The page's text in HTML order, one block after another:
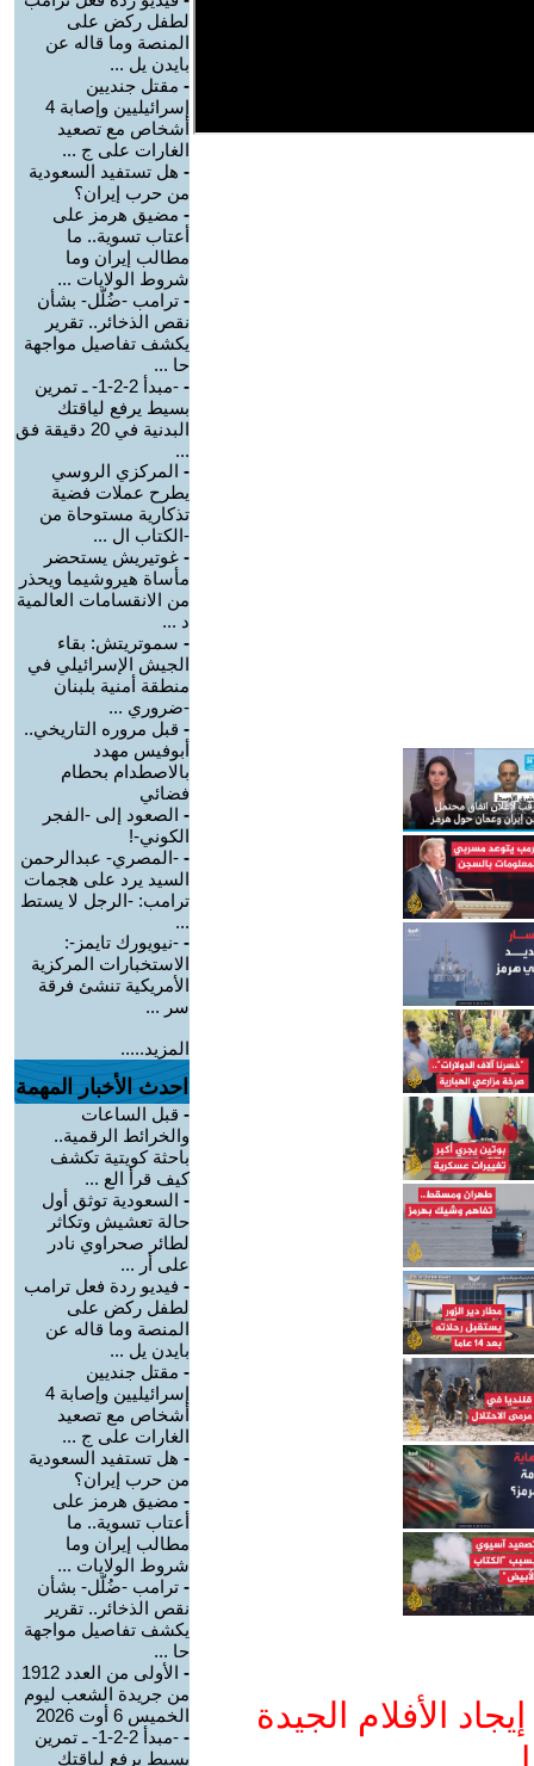
الأفلام الجيدة
لطفل ركض على
المنصة وما قاله عن
بايدن يل ...
- مقتل جنديين
إسرائيليين وإصابة 4
أشخاص مع تصعيد
الغارات على ج ...
- هل تستفيد السعودية
من حرب إيران؟
- مضيق هرمز على
أعتاب تسوية.. ما
مطالب إيران وما
شروط الولايات ...
- ترامب -ضُلّل- بشأن
نقص الذخائر.. تقرير
يكشف تفاصيل مواجهة
حا ...
-
-مبدأ 2-2-1- ـ تمرين
بسيط يرفع لياقتك
البدنية في 20 دقيقة فق
...
- المركزي الروسي
يطرح عملات فضية
تذكارية مستوحاة من
-الكتاب ال ...
- غوتيريش يستحضر
مأساة هيروشيما ويحذر
من الانقسامات العالمية
د ...
- سموتريتش: بقاء
الجيش الإسرائيلي في
منطقة أمنية بلبنان
-ضروري ...
- قبل مروره التاريخي..
أبوفيس مهدد
بالاصطدام بحطام
فضائي
- الصعود إلى -الفجر
الكوني-!
- -المصري- عبدالرحمن
السيد يرد على هجمات
ترامب: -الرجل لا يستط
...
- -نيويورك تايمز-:
الاستخبارات المركزية
الأمريكية تنشئ فرقة
سر ...
المزيد.....
احدث الأخبار المهمة
- قبل الساعات
والخرائط الرقمية..
باحثة كويتية تكشف
كيف قرأ الع ...
- السعودية توثق أول
حالة تعشيش وتكاثر
لطائر صحراوي نادر
على أر ...
- فيديو ردة فعل ترامب
لطفل ركض على
المنصة وما قاله عن
بايدن يل ...
- مقتل جنديين
إسرائيليين وإصابة 4
أشخاص مع تصعيد
الغارات على ج ...
- هل تستفيد السعودية
من حرب إيران؟
- مضيق هرمز على
أعتاب تسوية.. ما
مطالب إيران وما
شروط الولايات ...
- ترامب -ضُلّل- بشأن
نقص الذخائر.. تقرير
يكشف تفاصيل مواجهة
حا ...
-
الأولى من العدد 1912
من جريدة الشعب ليوم
الخميس 6 أوت 2026
-
-مبدأ 2-2-1- ـ تمرين
بسيط يرفع لياقتك